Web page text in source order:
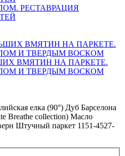
РЕСТАВРАЦИЯ
ВМЯТИН НА ПАРКЕТЕ.
И ТВЕРДЫМ ВОСКОМ
елка (90°) Дуб Барселона
Breathe collection) Масло
Штучный паркет 1151-4527-